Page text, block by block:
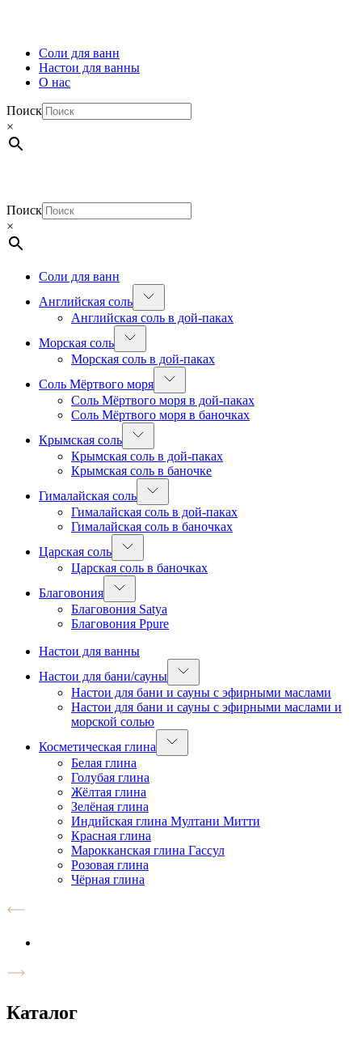
Соли для ванн
Настои для ванны
О нас
Поиск
×
Поиск
×
Соли для ванн
Английская соль
Английская соль в дой-паках
Морская соль
Морская соль в дой-паках
Соль Мёртвого моря
Соль Мёртвого моря в дой-паках
Соль Мёртвого моря в баночках
Крымская соль
Крымская соль в дой-паках
Крымская соль в баночке
Гималайская соль
Гималайская соль в дой-паках
Гималайская соль в баночках
Царская соль
Царская соль в баночках
Благовония
Благовония Satya
Благовония Ppure
Настои для ванны
Настои для бани/сауны
Настои для бани и сауны с эфирными маслами
Настои для бани и сауны с эфирными маслами и
морской солью
Косметическая глина
Белая глина
Голубая глина
Жёлтая глина
Зелёная глина
Индийская глина Мултани Митти
Красная глина
Марокканская глина Гассул
Розовая глина
Чёрная глина
Каталог